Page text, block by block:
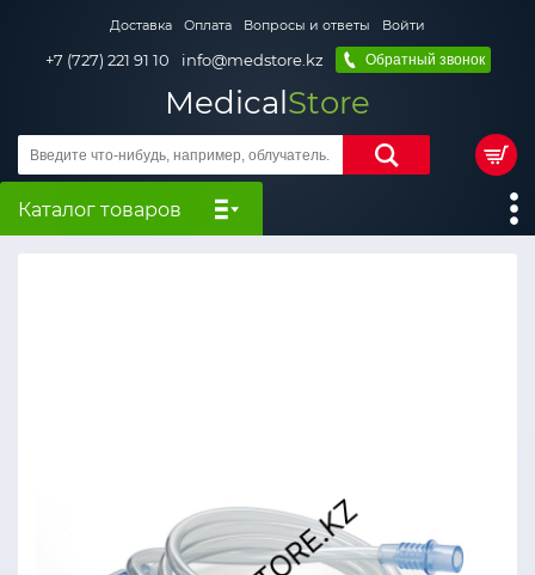
Доставка Оплата Вопросы и ответы Войти
+7 (727) 221 91 10 info@medstore.kz Обратный звонок
MedicalStore
Каталог товаров